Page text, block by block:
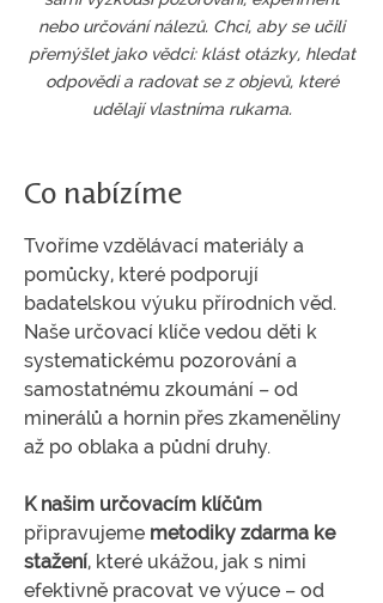
nebo určování nálezů. Chci, aby se učili
přemýšlet jako vědci: klást otázky, hledat
odpovědi a radovat se z objevů, které
udělají vlastníma rukama.
Co nabízíme
Tvoříme vzdělávací materiály a
pomůcky, které podporují
badatelskou výuku přírodních věd.
Naše určovací klíče vedou děti k
systematickému pozorování a
samostatnému zkoumání – od
minerálů a hornin přes zkameněliny
až po oblaka a půdní druhy.
K našim určovacím klíčům
připravujeme metodiky zdarma ke
stažení, které ukážou, jak s nimi
efektivně pracovat ve výuce – od